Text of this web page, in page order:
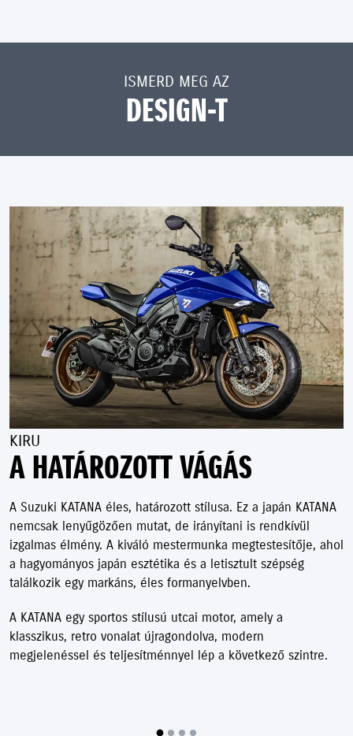
ISMERD MEG AZ
DESIGN-T
KIRU
A HATÁROZOTT VÁGÁS
A Suzuki KATANA éles, határozott stílusa. Ez a japán KATANA
nemcsak lenyűgözően mutat, de irányítani is rendkívül
izgalmas élmény. A kiváló mestermunka megtestesítője, ahol
a hagyományos japán esztétika és a letisztult szépség
találkozik egy markáns, éles formanyelvben.
A KATANA egy sportos stílusú utcai motor, amely a
klasszikus, retro vonalat újragondolva, modern
megjelenéssel és teljesítménnyel lép a következő szintre.